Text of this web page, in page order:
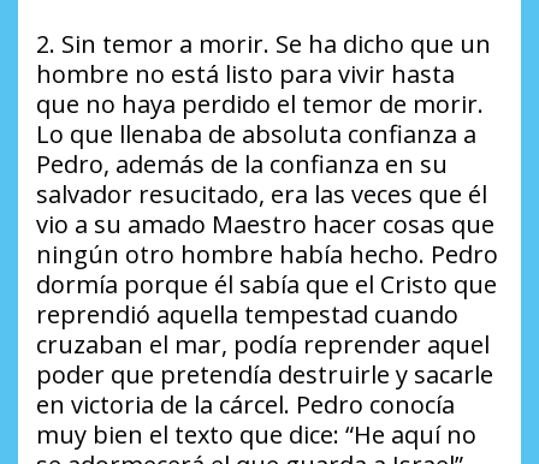
2. Sin temor a morir. Se ha dicho que un
hombre no está listo para vivir hasta
que no haya perdido el temor de morir.
Lo que llenaba de absoluta confianza a
Pedro, además de la confianza en su
salvador resucitado, era las veces que él
vio a su amado Maestro hacer cosas que
ningún otro hombre había hecho. Pedro
dormía porque él sabía que el Cristo que
reprendió aquella tempestad cuando
cruzaban el mar, podía reprender aquel
poder que pretendía destruirle y sacarle
en victoria de la cárcel. Pedro conocía
muy bien el texto que dice: “He aquí no